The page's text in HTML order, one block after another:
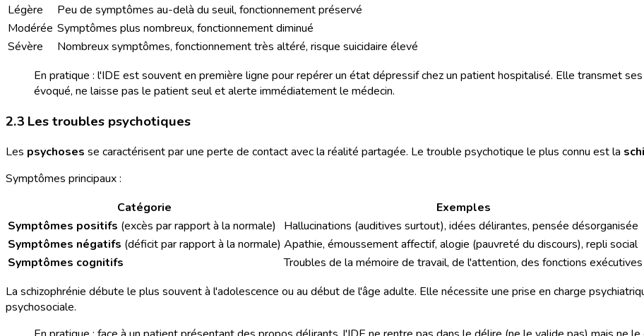
Légère
Peu de symptômes au-delà du seuil, fonctionnement préservé
Modérée Symptômes plus nombreux, fonctionnement diminué
Sévère
Nombreux symptômes, fonctionnement très altéré, risque suicidaire élevé
En pratique : l'IDE est souvent en première ligne pour repérer un état dépressif chez un patient hospitalisé. Elle transmet
évoqué, ne laisse pas le patient seul et alerte immédiatement le médecin.
2.3 Les troubles psychotiques
Les psychoses se caractérisent par une perte de contact avec la réalité partagée. Le trouble psychotique le plus connu est la
Symptômes principaux :
Catégorie
Exemples
Symptômes positifs (excès par rapport à la normale)
Hallucinations (auditives surtout), idées délirantes, pensée désorganisée
Symptômes négatifs (déficit par rapport à la normale) Apathie, émoussement affectif, alogie (pauvreté du discours), repli social
Symptômes cognitifs
Troubles de la mémoire de travail, de l'attention, des fonctions exécutives
La schizophrénie débute le plus souvent à l'adolescence ou au début de l'âge adulte. Elle nécessite une prise en charge
psychosociale.